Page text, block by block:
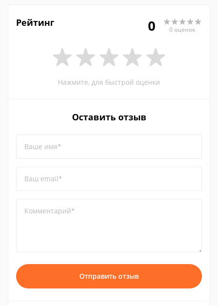
Рейтинг 0 0 оценок
Нажмите, для быстрой оценки
Оставить отзыв
Ваше имя*
Ваш email*
Комментарий*
Отправить отзыв